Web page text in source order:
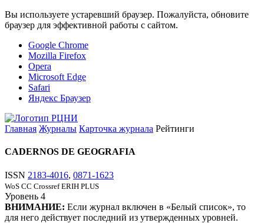
Вы используете устаревший браузер. Пожалуйста, обновите
браузер для эффективной работы с сайтом.
Google Chrome
Mozilla Firefox
Opera
Microsoft Edge
Safari
Яндекс Браузер
Главная Журналы Карточка журнала Рейтинги
CADERNOS DE GEOGRAFIA
ISSN 2183-4016, 0871-1623
WoS CC Crossref ERIH PLUS
Уровень 4
ВНИМАНИЕ: Если журнал включен в «Белый список», то
для него действует последний из утвержденных уровней.